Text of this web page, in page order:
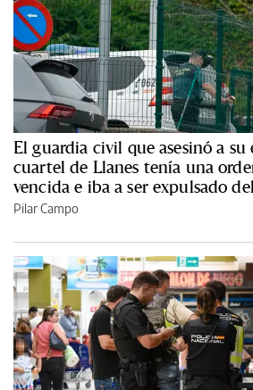
El guardia civil que asesinó a
cuartel de Llanes tenía una
vencida e iba a ser expulsado
Pilar Campo